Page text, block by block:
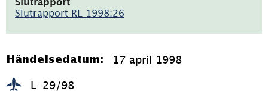
Slutrapport RL 1998:26
11.3kB)
Händelsedatum: 17 april 1998
L-29/98